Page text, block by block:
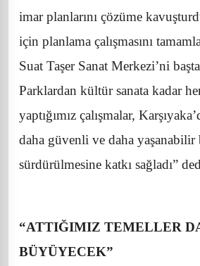
imar planlarını çözüme
için planlama çalışmasını
Suat Taşer Sanat Merkezi’ni
Parklardan kültür sanata kadar
yaptığımız çalışmalar,
daha güvenli ve daha yaşanabilir
sürdürülmesine katkı sağladı”
“ATTIĞIMIZ TEMELLER
BÜYÜYECEK”